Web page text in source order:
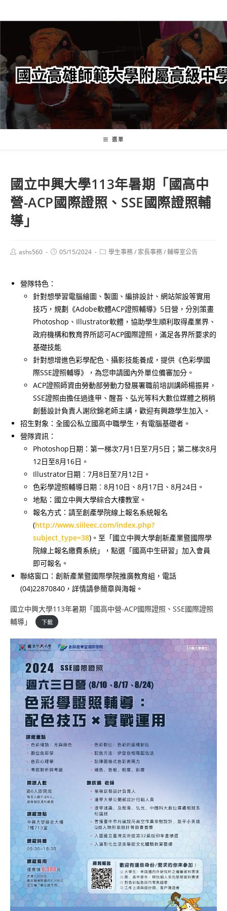
轉
要
內
容
選單
國立中興大學113年暑期「國高中
營-ACP國際證照、SSE國際證照輔
導」
Postashs560
Post05/15/2024
Post學生事務/ 家長事務/輔導室公告
營隊特色：
針對想學習電腦繪圖、製圖、編排設計、網站架設等實用
技巧，規劃《Adobe軟體ACP證照輔導》5日營，分別策畫
Photoshop、Illustrator軟體，協助學生順利取得產業界、
政府機構和教育界所認可ACP國際證照，滿足各界所要求的
基礎技能
針對想增進色彩學配色、攝影技能養成，提供《色彩學國
際SSE證照輔導》，為您申請國內外單位備審加分。
ACP證照師資由勞動部勞動力發展署職前培訓講師楊振昇，
SSE證照由擔任過逢甲、醒吾、弘光等科大數位媒體之稍稍
創藝設計負責人謝欣錦老師主講，歡迎有興趣學生加入。
招生對象：全國公私立國高中職學生，有電腦基礎者。
營隊資訊：
Photoshop日期：第一梯次7月1日至7月5日；第二梯次8月
12日至8月16日。
Illustrator日期︰7月8日至7月12日。
色彩學證照輔導日期︰8月10日、8月17日、8月24日。
地點：國立中興大學綜合大樓教室。
報名方式：請至創產學院線上報名系統報名
(http://www.siileec.com/index.php?
subject_type=38)。至「國立中興大學創新產業暨國際學
院線上報名繳費系統」，點選「國高中生研習」加入會員
即可報名。
聯絡窗口：創新產業暨國際學院推廣教育組，電話
(04)22870840，詳情請參簡章與海報。
國立中興大學113年暑期「國高中營-ACP國際證照、SSE國際證照
輔導」
下載